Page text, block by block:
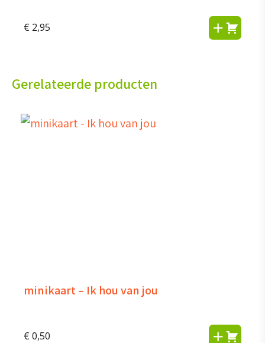
€ 2,95
Gerelateerde producten
minikaart – Ik hou van jou
€ 0,50